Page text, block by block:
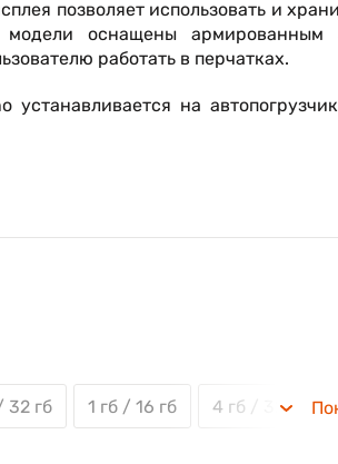
позволяет использовать и
модели оснащены армированным
работать в перчатках.
на
32 гб 1 гб / 16 гб 4 гб / 32 гб